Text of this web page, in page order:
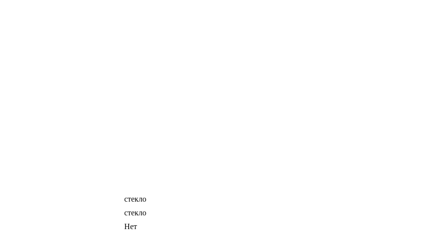
стекло
стекло
Нет